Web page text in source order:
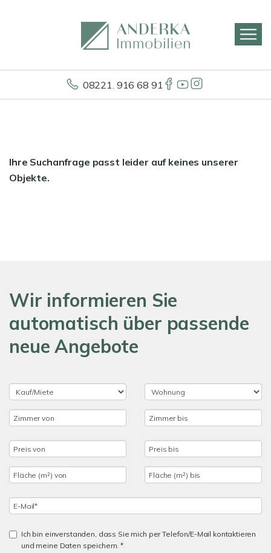
08221. 916 68 91
Ihre Suchanfrage passt leider auf keines unserer
Objekte.
Wir informieren Sie
automatisch über passende
neue Angebote
Ich bin einverstanden, dass Sie mich per Telefon/E-Mail kontaktieren
und meine Daten speichern. *